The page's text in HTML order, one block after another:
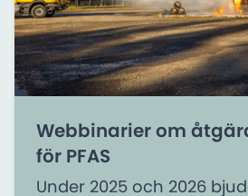
Webbinarier om
för PFAS
Under 2025 och 2026